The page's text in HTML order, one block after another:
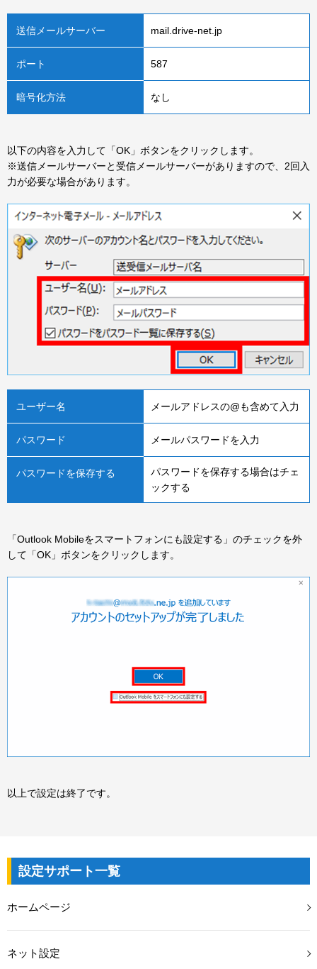
送信メールサーバー mail.drive-net.jp
ポート 587
暗号化方法 なし
以下の内容を入力して「OK」ボタンをクリックします。
※送信メールサーバーと受信メールサーバーがありますので、2回入
力が必要な場合があります。
ユーザー名 メールアドレスの@も含めて入力
パスワード メールパスワードを入力
パスワードを保存する
パスワードを保存する場合はチェ
ックする
「Outlook Mobileをスマートフォンにも設定する」のチェックを外
して「OK」ボタンをクリックします。
以上で設定は終了です。
設定サポート一覧
ホームページ
ネット設定